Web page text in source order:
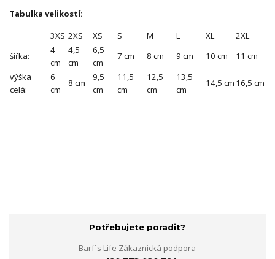
Tabulka velikostí:
3XS 2XS XS S M L XL
2XL
šířka:
4
cm
4,5
cm
6,5
cm
7 cm 8 cm 9 cm 10 cm
11 cm
výška
celá:
6
cm
8 cm
9,5
cm
11,5
cm
12,5
cm
13,5
cm
14,5 cm 16,5 cm
Potřebujete poradit?
Barf´s Life Zákaznická podpora